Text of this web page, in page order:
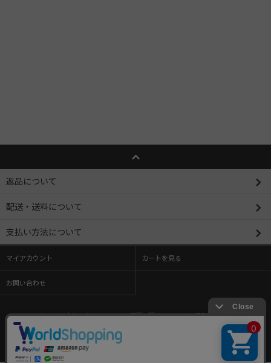
返品について
配送・送料について
支払い方法について
マイアカウント カートを見る
お問い合わせ
ホーム / 支払い方法について / 配送・送料について / 返品について /
特定商取引法に基づく表記
メルマガ登録・解除 /
ショップブログ